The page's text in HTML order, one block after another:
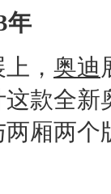
年
上， 奥迪
款全新
厢两